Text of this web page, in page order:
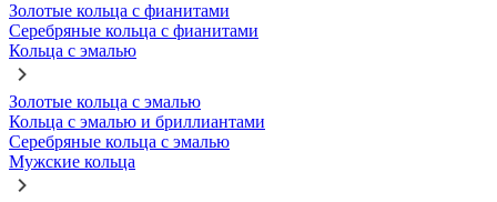
Золотые кольца с фианитами
Серебряные кольца с фианитами
Кольца с эмалью
Золотые кольца с эмалью
Кольца с эмалью и бриллиантами
Серебряные кольца с эмалью
Мужские кольца